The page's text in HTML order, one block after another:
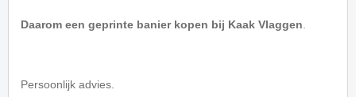
Daarom een geprinte banier kopen bij Kaak Vlaggen
Persoonlijk advies.